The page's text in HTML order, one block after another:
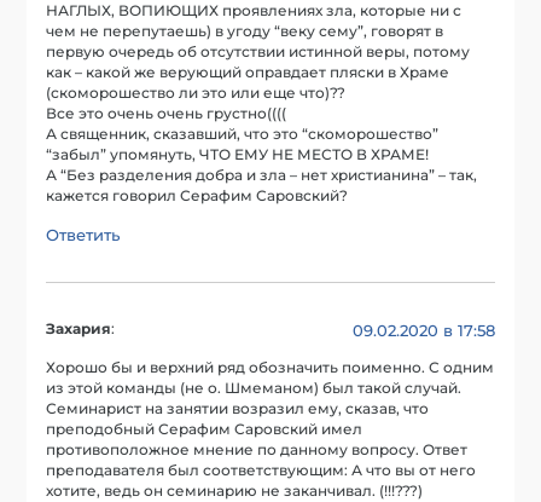
НАГЛЫХ, ВОПИЮЩИХ проявлениях зла, которые ни с
чем не перепутаешь) в угоду “веку сему”, говорят в
первую очередь об отсутствии истинной веры, потому
как – какой же верующий оправдает пляски в Храме
(скоморошество ли это или еще что)??
Все это очень очень грустно((((
А священник, сказавший, что это “скоморошество”
“забыл” упомянуть, ЧТО ЕМУ НЕ МЕСТО В ХРАМЕ!
А “Без разделения добра и зла – нет христианина” – так,
кажется говорил Серафим Саровский?
Ответить
Захария: 09.02.2020 в 17:58
Хорошо бы и верхний ряд обозначить поименно. С одним
из этой команды (не о. Шмеманом) был такой случай.
Семинарист на занятии возразил ему, сказав, что
преподобный Серафим Саровский имел
противоположное мнение по данному вопросу. Ответ
преподавателя был соответствующим: А что вы от него
хотите, ведь он семинарию не заканчивал. (!!!???)